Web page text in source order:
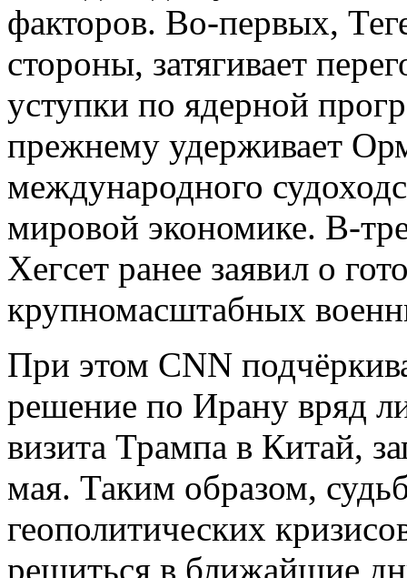
факторов. Во-первых,
стороны, затягивает
уступки по ядерной
прежнему удерживает
международного
мировой экономике. В-
Хегсет ранее заявил о
крупномасштабных
При этом CNN
решение по Ирану вряд
визита Трампа в Китай,
мая. Таким образом,
геополитических
решиться в ближайшие